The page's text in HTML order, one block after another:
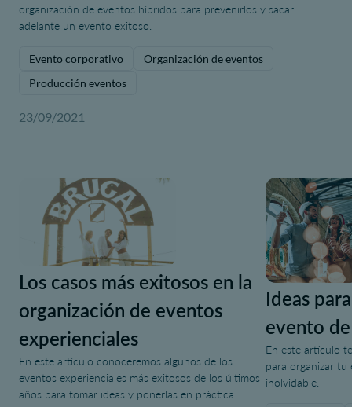
organización de eventos híbridos para prevenirlos y sacar
adelante un evento exitoso.
Evento corporativo
Organización de eventos
Producción eventos
23/09/2021
Los casos más exitosos en la
organización de eventos
experienciales
En este artículo conoceremos algunos de los
eventos experienciales más exitosos de los últimos
años para tomar ideas y ponerlas en práctica.
Ideas
evento
En este artículo
para organizar
inolvidable.